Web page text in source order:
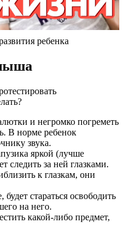
ребенка
и негромко погреметь
В норме ребенок
звука.
яркой (лучше
следить за ней глазками.
к глазкам, они
стараться освободить
на него.
какой-либо предмет,